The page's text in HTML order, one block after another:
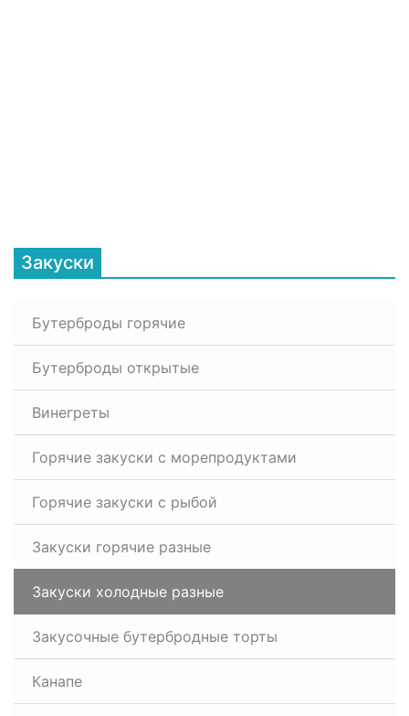
Закуски
Бутерброды горячие
Бутерброды открытые
Винегреты
Горячие закуски с морепродуктами
Горячие закуски с рыбой
Закуски горячие разные
Закуски холодные разные
Закусочные бутербродные торты
Канапе